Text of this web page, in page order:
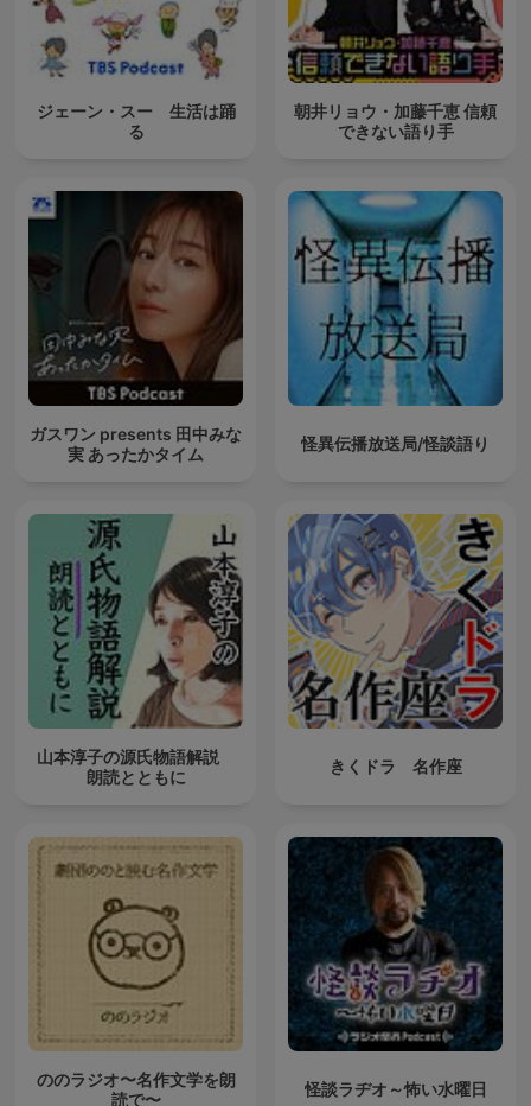
ジェーン・スー 生活は踊
る
朝井リョウ・加藤千恵 信頼
できない語り手
ガスワン presents 田中みな
実 あったかタイム
怪異伝播放送局/怪談語り
山本淳子の源氏物語解説
朗読とともに
きくドラ 名作座
ののラジオ〜名作文学を朗
読で〜
怪談ラヂオ～怖い水曜日